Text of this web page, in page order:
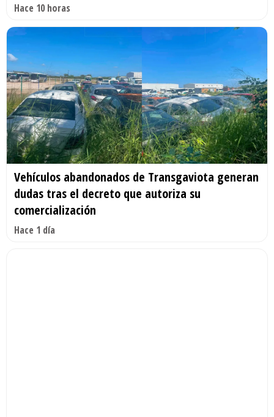
Hace 10 horas
Vehículos abandonados de Transgaviota generan
dudas tras el decreto que autoriza su
comercialización
Hace 1 día